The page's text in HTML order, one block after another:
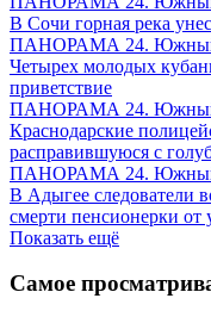
В Сочи горная река
ПАНОРАМА 24. Южный
Четырех молодых
приветствие
ПАНОРАМА 24. Южный
Краснодарские
расправившуюся с
ПАНОРАМА 24. Южный
В Адыгее следователи
смерти пенсионерки от
Показать ещё
Самое